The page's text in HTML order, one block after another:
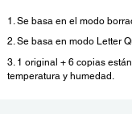
1. Se basa en el modo
2. Se basa en modo Letter
3. 1 original + 6 copias
temperatura y humedad.